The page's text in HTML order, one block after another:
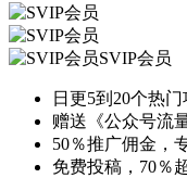
SVIP会员
日更5到20个热门
赠送《公众号流
50％推广佣金，
免费投稿，70％